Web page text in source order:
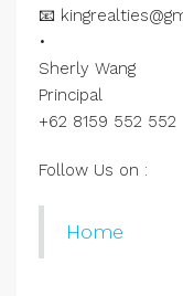
📧
•
Sherly Wang
Principal
+62 8159 552 552
Follow Us on :
Home